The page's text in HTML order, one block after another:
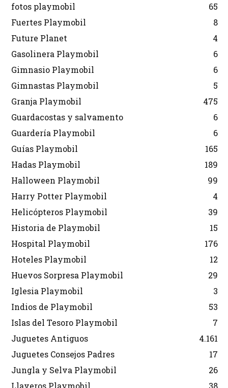
fotos playmobil
65
Fuertes Playmobil
8
Future Planet
4
Gasolinera Playmobil
6
Gimnasio Playmobil
6
Gimnastas Playmobil
5
Granja Playmobil
475
Guardacostas y salvamento
6
Guardería Playmobil
6
Guías Playmobil
165
Hadas Playmobil
189
Halloween Playmobil
99
Harry Potter Playmobil
4
Helicópteros Playmobil
39
Historia de Playmobil
15
Hospital Playmobil
176
Hoteles Playmobil
12
Huevos Sorpresa Playmobil
29
Iglesia Playmobil
3
Indios de Playmobil
53
Islas del Tesoro Playmobil
7
Juguetes Antiguos
4.161
Juguetes Consejos Padres
17
Jungla y Selva Playmobil
26
Llaveros Playmobil
38